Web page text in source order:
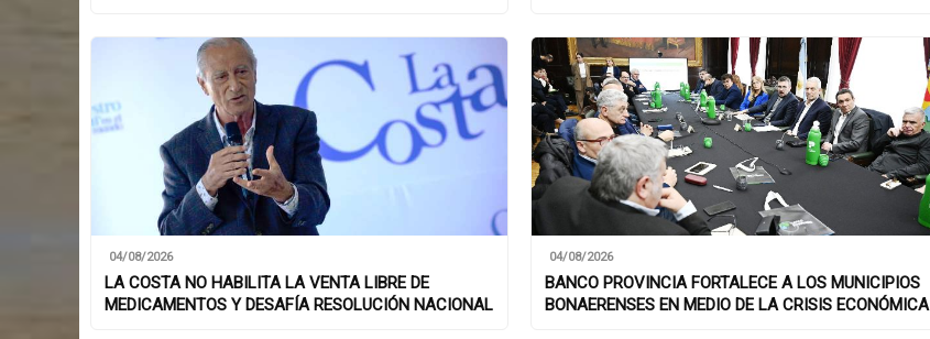
04/08/2026
LA COSTA NO HABILITA LA VENTA LIBRE DE
MEDICAMENTOS Y DESAFÍA RESOLUCIÓN NACIONAL
04/08/2026
BANCO PROVINCIA FORTALECE A LOS MUNICIPIOS
BONAERENSES EN MEDIO DE LA CRISIS ECONÓMICA